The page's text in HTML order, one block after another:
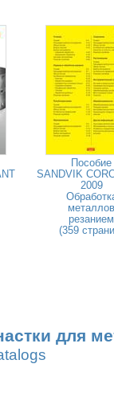
Пособие
SANDVIK
2009
металлов
резанием
(359
для